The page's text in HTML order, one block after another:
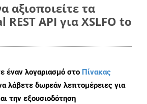
αξιοποιείτε τα
API για XSLFO to
έναν λογαριασμό στο Πίνακας
λάβετε δωρεάν λεπτομέρειες για
την εξουσιοδότηση